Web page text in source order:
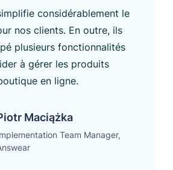
considérablement le
nos clients. En outre, ils
plusieurs fonctionnalités
à gérer les produits
en ligne.
Maciążka
Team Manager,